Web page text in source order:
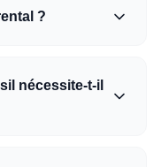
?
nécessite-t-il